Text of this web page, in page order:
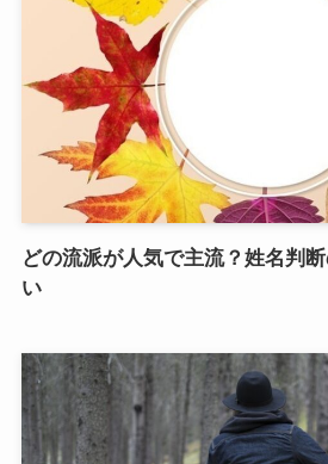
どの流派が人気で主流？姓名判
い